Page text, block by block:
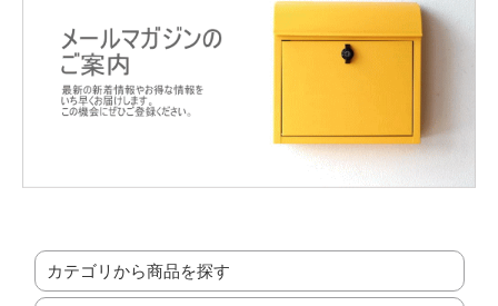
カテゴリから商品を探す